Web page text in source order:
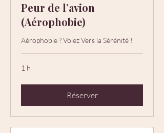
Peur de l’avion
(Aérophobie)
Aérophobie ? Volez Vers la Sérénité !
1 h
Réserver